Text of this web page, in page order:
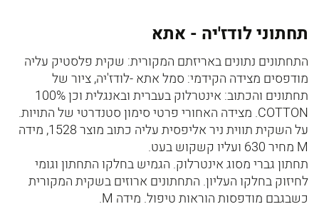
תחתוני לודז'יה - אתא
התחתונים נתונים באריזתם המקורית: שקית פלסטיק עליה
מודפסים מצידה הקידמי: סמל אתא -לודז'יה, ציור של
תחתונים והכתוב: אינטרלוק בעברית ובאנגלית וכן 100%
COTTON. מצידה האחורי פרטי סימון סטנדרטי של התויות.
על השקית תווית ניר אליפסית עליה כתוב מוצר 1528, מידה
M מחיר 630 ועליו קשקוש בעט.
תחתון גברי מסוג אינטרלוק. הגמיש בחלקו התחתון וגומי
לחיזוק בחלקו העליון. התחתונים ארוזים בשקית המקורית
כשבגבם מודפסות הוראות טיפול. מידה M.